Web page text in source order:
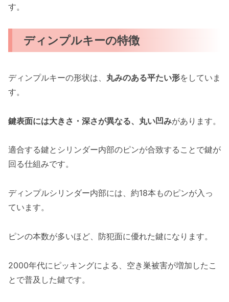
す。
ディンプルキーの特徴
ディンプルキーの形状は、 丸みのある平たい形をしていま
す。
鍵表面には大きさ・深さが異なる、丸い凹みがあります。
適合する鍵とシリンダー内部のピンが合致することで鍵が
回る仕組みです。
ディンプルシリンダー内部には、約18本ものピンが入っ
ています。
ピンの本数が多いほど、防犯面に優れた鍵になります。
2000年代にピッキングによる、空き巣被害が増加したこ
とで普及した鍵です。